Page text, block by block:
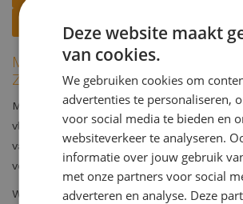
Meer informatie over
Zeist
Maltha studiecoaching Zeist ligt op een
vlakbij de basisscholen, middelbare
van Zeist. Er is voldoende
vestiging en dicht bij de bushalte.
Wil jij de sfeer komen proeven bij Maltha
Deze website maakt
van cookies.
We gebruiken cookies om
advertenties te personaliseren,
voor social media te bieden en
websiteverkeer te analyseren.
informatie over jouw gebruik
met onze partners voor social
adverteren en analyse. Deze